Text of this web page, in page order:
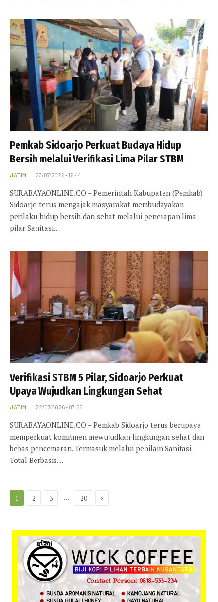
Pemkab Sidoarjo Perkuat Budaya Hidup
Bersih melalui Verifikasi Lima Pilar STBM
JATIM 23/07/2026 - 16:44
SURABAYAONLINE.CO – Pemerintah Kabupaten (Pemkab)
Sidoarjo terus mengajak masyarakat membudayakan
perilaku hidup bersih dan sehat melalui penerapan lima
pilar Sanitasi…
Verifikasi STBM 5 Pilar, Sidoarjo Perkuat
Upaya Wujudkan Lingkungan Sehat
JATIM 22/07/2026 - 07:55
SURABAYAONLINE.CO – Pemkab Sidoarjo terus berupaya
memperkuat komitmen mewujudkan lingkungan sehat dan
bebas pencemaran. Termasuk melalui penilain Sanitasi
Total Berbasis…
1 2 3 … 20 Next